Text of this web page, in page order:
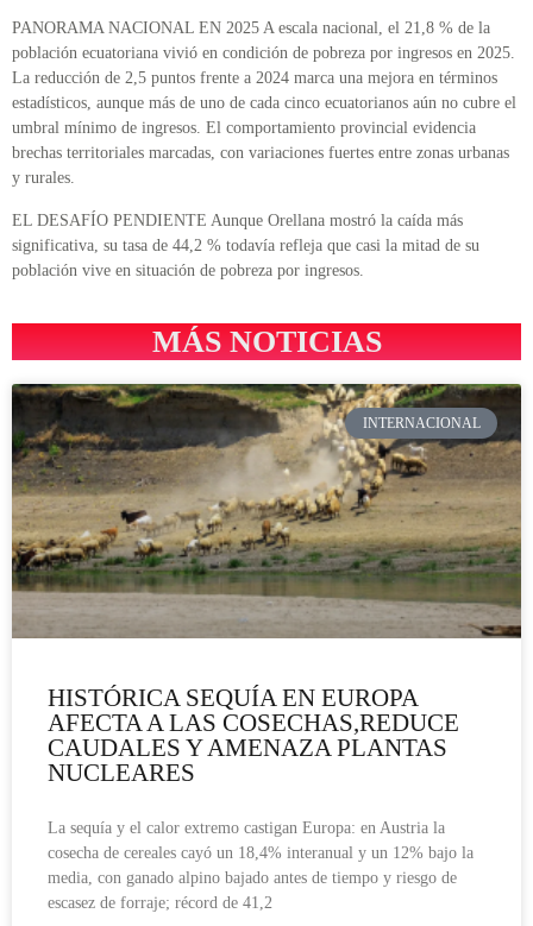
PANORAMA NACIONAL EN 2025 A escala nacional, el 21,8 % de la
población ecuatoriana vivió en condición de pobreza por ingresos en 2025.
La reducción de 2,5 puntos frente a 2024 marca una mejora en términos
estadísticos, aunque más de uno de cada cinco ecuatorianos aún no cubre el
umbral mínimo de ingresos. El comportamiento provincial evidencia
brechas territoriales marcadas, con variaciones fuertes entre zonas urbanas
y rurales.
EL DESAFÍO PENDIENTE Aunque Orellana mostró la caída más
significativa, su tasa de 44,2 % todavía refleja que casi la mitad de su
población vive en situación de pobreza por ingresos.
MÁS NOTICIAS
INTERNACIONAL
HISTÓRICA SEQUÍA EN EUROPA
AFECTA A LAS COSECHAS,REDUCE
CAUDALES Y AMENAZA PLANTAS
NUCLEARES
La sequía y el calor extremo castigan Europa: en Austria la
cosecha de cereales cayó un 18,4% interanual y un 12% bajo la
media, con ganado alpino bajado antes de tiempo y riesgo de
escasez de forraje; récord de 41,2